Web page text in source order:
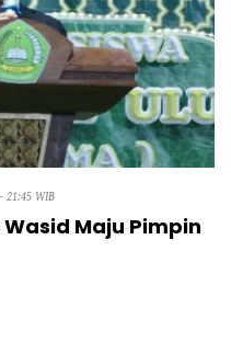
21:45 WIB
Wasid Maju Pimpin